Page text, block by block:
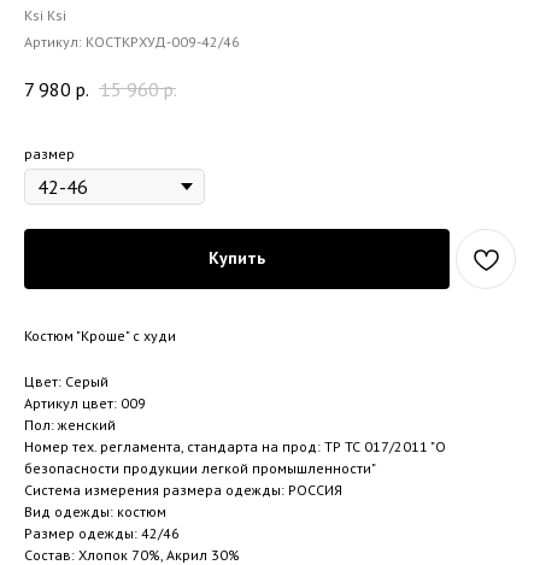
Ksi Ksi
Артикул: КОСТКРХУД-009-42/46
7 980 р. 15 960 р.
размер
Купить
Костюм "Кроше" с худи
Цвет: Серый
Артикул цвет: 009
Пол: женский
Номер тех. регламента, стандарта на прод: ТР ТС 017/2011 "О
безопасности продукции легкой промышленности"
Система измерения размера одежды: РОССИЯ
Вид одежды: костюм
Размер одежды: 42/46
Состав: Хлопок 70%, Акрил 30%